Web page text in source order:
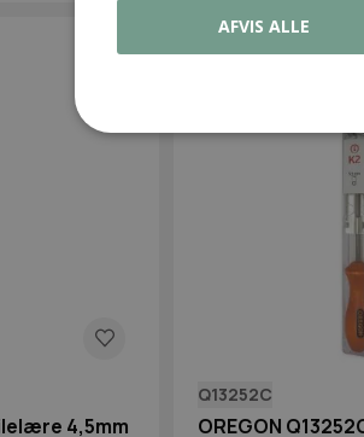
4,5mm
Q13252C
OREGON
AFVIS ALLE